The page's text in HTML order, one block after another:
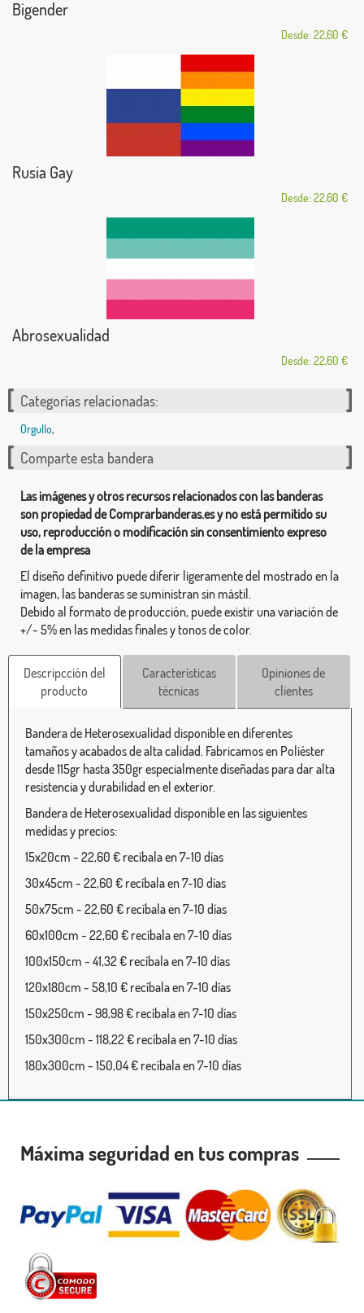
Bigender
Desde: 22,60 €
Rusia Gay
Desde: 22,60 €
Abrosexualidad
Desde: 22,60 €
Categorías relacionadas:
Orgullo,
Comparte esta bandera
Las imágenes y otros recursos relacionados con las banderas
son propiedad de Comprarbanderas.es y no está permitido su
uso, reproducción o modificación sin consentimiento expreso
de la empresa
El diseño definitivo puede diferir ligeramente del mostrado en la
imagen, las banderas se suministran sin mástil.
Debido al formato de producción, puede existir una variación de
+/- 5% en las medidas finales y tonos de color.
Descripcción del
producto
Características
técnicas
Opiniones de
clientes
Bandera de Heterosexualidad disponible en diferentes
tamaños y acabados de alta calidad. Fabricamos en Poliéster
desde 115gr hasta 350gr especialmente diseñadas para dar alta
resistencia y durabilidad en el exterior.
Bandera de Heterosexualidad disponible en las siguientes
medidas y precios:
15x20cm - 22,60 € recíbala en 7-10 días
30x45cm - 22,60 € recíbala en 7-10 días
50x75cm - 22,60 € recíbala en 7-10 días
60x100cm - 22,60 € recíbala en 7-10 días
100x150cm - 41,32 € recíbala en 7-10 días
120x180cm - 58,10 € recíbala en 7-10 días
150x250cm - 98,98 € recíbala en 7-10 días
150x300cm - 118,22 € recíbala en 7-10 días
180x300cm - 150,04 € recíbala en 7-10 días
Máxima seguridad en tus compras